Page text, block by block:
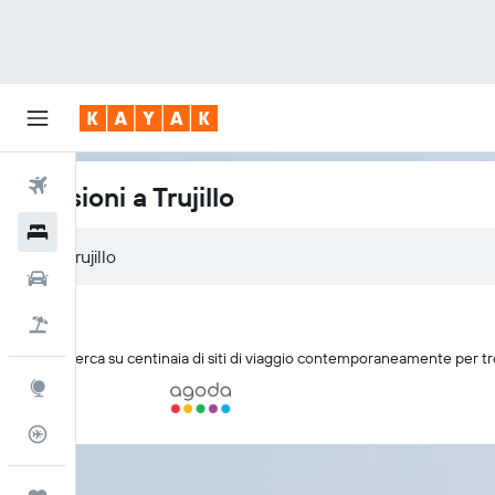
Voli
Pensioni a Trujillo
KAYAK cerca su centinaia di siti di viaggio contemporaneamente per